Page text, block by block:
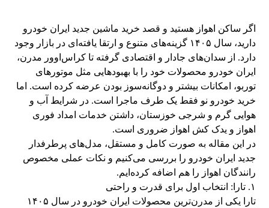
اگر ساکن اهواز هستید و قصد خرید ماشین جدید ایران خودرو
دارید، سال ۱۴۰۵ گزینه‌های متنوع و ارتقا یافته‌ای در بازار وجود
دارد. از سدان‌های جادار و اقتصادی گرفته تا کراس‌اوور مدرن،
ایران خودرو محصولات خود را با بهبودهایی مثل موتورهای
توربو، امکانات بیشتر و دوگانه‌سوز بودن عرضه کرده است. اما
خرید خودرو نو فقط یک طرف ماجرا است. در شرایط آب و
هوایی گرم و شرجی خوزستان، داشتن خدمات امداد فوری
اهواز و یدک کش اهواز ضروری است.
در این مقاله به صورت کامل و مستقل، مدل‌های پرطرفدار
جدید ایران خودرو را بررسی می‌کنیم و نکات عملی مخصوص
رانندگان اهواز را هم اضافه کرده‌ایم.
۱. تارا: انتخاب اول برای قدرت و راحتی
تارا یکی از مدرن‌ترین محصولات ایران خودرو در سال ۱۴۰۵